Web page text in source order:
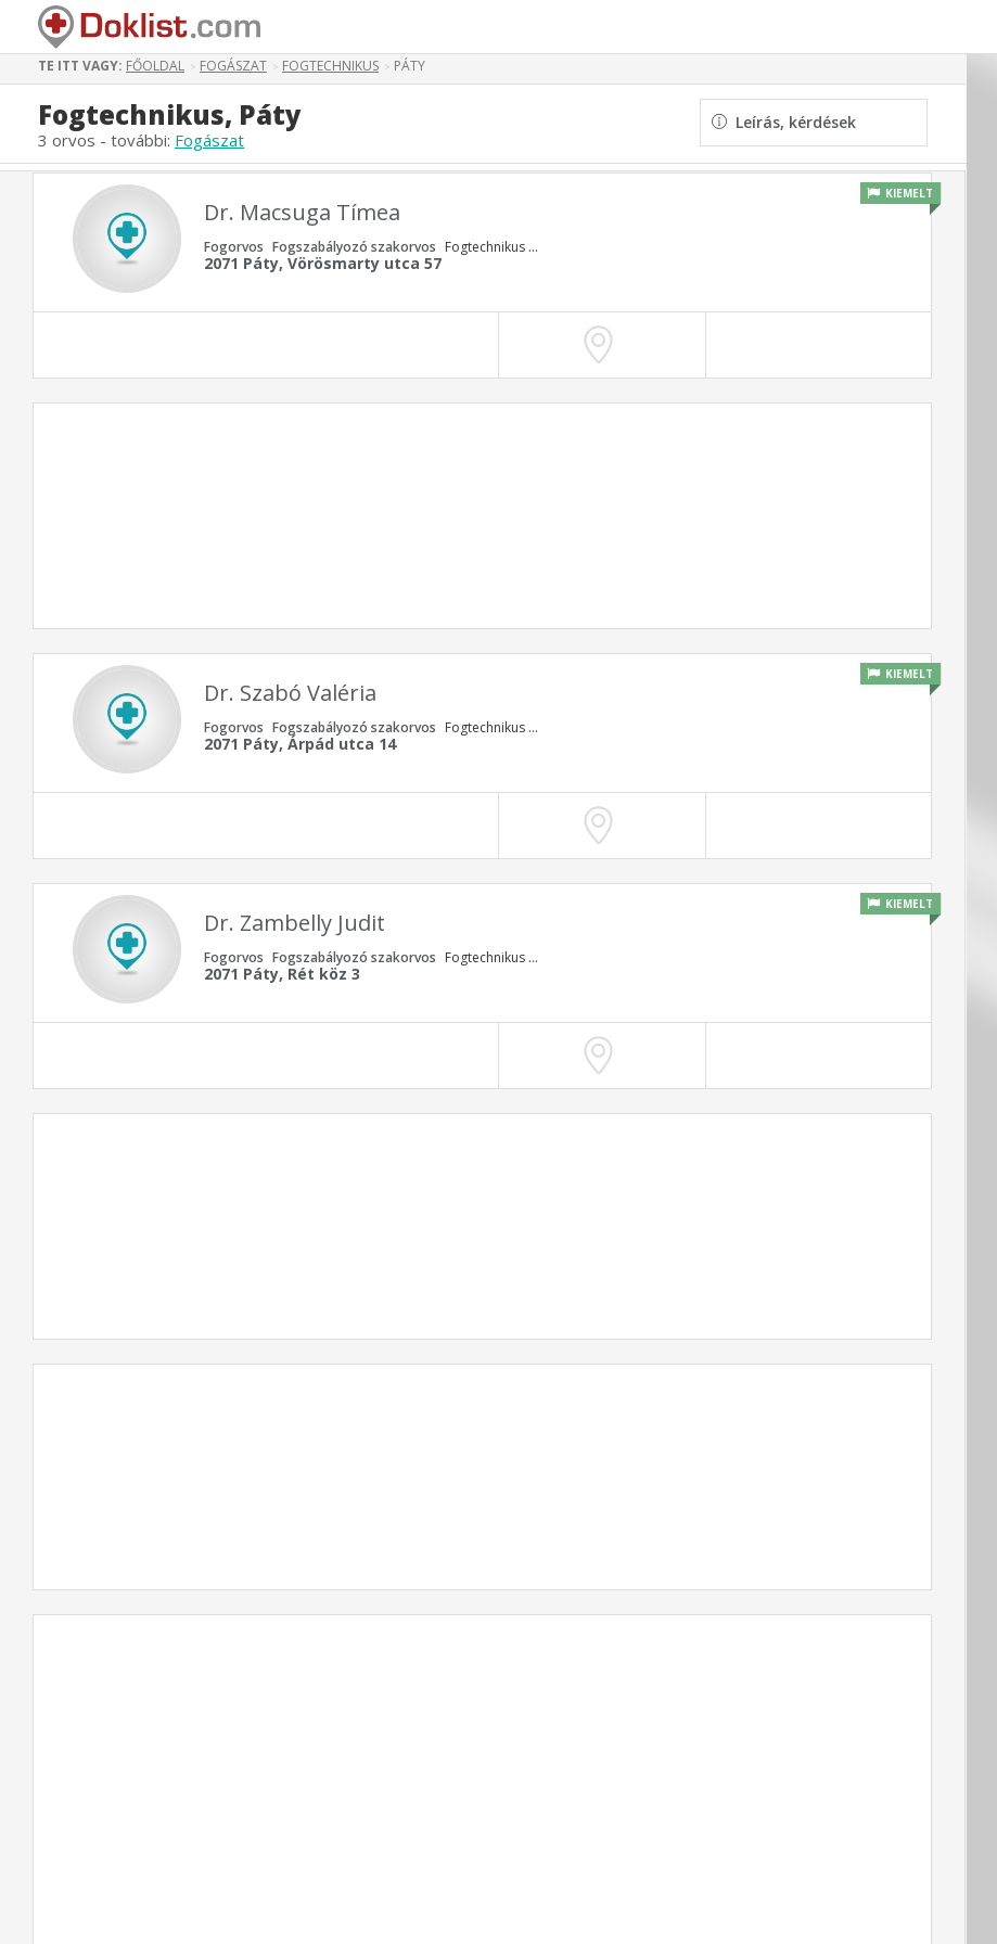
TE ITT VAGY: FŐOLDAL > FOGÁSZAT > FOGTECHNIKUS > PÁTY
Fogtechnikus, Páty
3 orvos - további: Fogászat
Leírás, kérdések
KIEMELT
Dr. Macsuga Tímea
Fogorvos Fogszabályozó szakorvos Fogtechnikus ...
2071 Páty, Vörösmarty utca 57
KIEMELT
Dr. Szabó Valéria
Fogorvos Fogszabályozó szakorvos Fogtechnikus ...
2071 Páty, Árpád utca 14
KIEMELT
Dr. Zambelly Judit
Fogorvos Fogszabályozó szakorvos Fogtechnikus ...
2071 Páty, Rét köz 3